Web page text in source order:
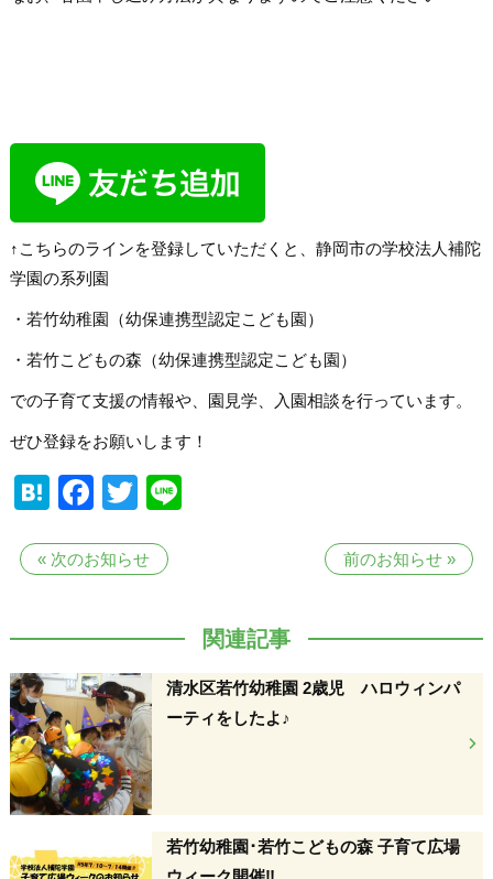
↑こちらのラインを登録していただくと、静岡市の学校法人補陀
学園の系列園
・若竹幼稚園（幼保連携型認定こども園）
・若竹こどもの森（幼保連携型認定こども園）
での子育て支援の情報や、園見学、入園相談を行っています。
ぜひ登録をお願いします！
Hatena
Facebook
Twitter
前のお知らせ»
« 次のお知らせ
関連記事
清水区若竹幼稚園 2歳児 ハロウィンパ
ーティをしたよ♪
若竹幼稚園･若竹こどもの森 子育て広場